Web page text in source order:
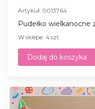
Artykuł: 0013764
Pudełko wielkanocne
W sklepe: 4 szt.
Dodaj do koszyka